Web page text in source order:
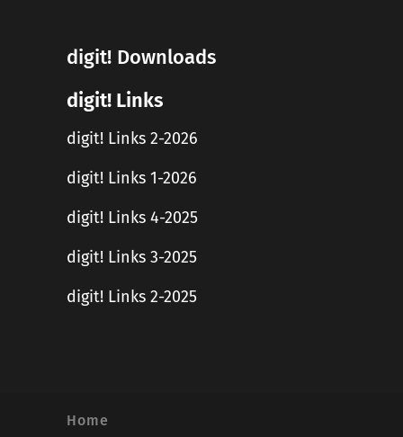
digit! Downloads
digit! Links
digit! Links 2-2026
digit! Links 1-2026
digit! Links 4-2025
digit! Links 3-2025
digit! Links 2-2025
Home